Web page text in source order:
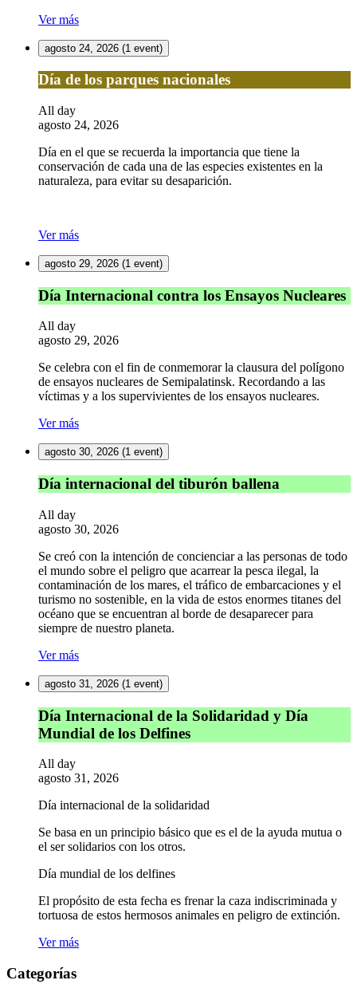
Ver más
agosto 24, 2026 (1 event)
Día
de
los
parques
nacionales
Día de los parques nacionales
All day
agosto 24, 2026
Día en el que se recuerda la importancia que tiene la
conservación de cada una de las especies existentes en la
naturaleza, para evitar su desaparición.
Ver más
agosto 29, 2026 (1 event)
Día
Internacional
contra
los
Ensayos
Nucleares
Día Internacional contra los Ensayos Nucleares
All day
agosto 29, 2026
Se celebra con el fin de conmemorar la clausura del polígono
de ensayos nucleares de Semipalatinsk. Recordando a las
víctimas y a los supervivientes de los ensayos nucleares.
Ver más
agosto 30, 2026 (1 event)
Día
internacional
del
tiburón
ballena
Día internacional del tiburón ballena
All day
agosto 30, 2026
Se creó con la intención de concienciar a las personas de todo
el mundo sobre el peligro que acarrear la pesca ilegal, la
contaminación de los mares, el tráfico de embarcaciones y el
turismo no sostenible, en la vida de estos enormes titanes del
océano que se encuentran al borde de desaparecer para
siempre de nuestro planeta.
Ver más
agosto 31, 2026 (1 event)
Día
Internacional
de
la
Solidaridad
y
Día
Mundial
de
los
Día Internacional de la Solidaridad y Día
Mundial de los Delfines
All day
agosto 31, 2026
Día internacional de la solidaridad
Se basa en un principio básico que es el de la ayuda mutua o
el ser solidarios con los otros.
Día mundial de los delfines
El propósito de esta fecha es frenar la caza indiscriminada y
tortuosa de estos hermosos animales en peligro de extinción.
Ver más
Categorías